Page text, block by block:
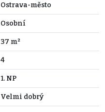
Ostrava-město
Osobní
37 m²
4
1. NP
Velmi dobrý